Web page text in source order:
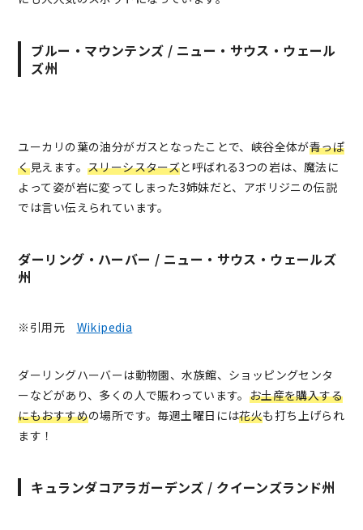
ブルー・マウンテンズ / ニュー・サウス・ウェール
ズ州
ユーカリの葉の油分がガスとなったことで、峡谷全体が青っぽ
く見えます。 スリーシスターズと呼ばれる3つの岩は、魔法に
よって姿が岩に変ってしまった3姉妹だと、アボリジニの伝説
では言い伝えられています。
ダーリング・ハーバー / ニュー・サウス・ウェールズ
州
※引用元 Wikipedia
ダーリングハーバーは動物園、水族館、ショッピングセンタ
ーなどがあり、多くの人で賑わっています。 お土産を購入する
にもおすすめの場所です。毎週土曜日には花火も打ち上げられ
ます！
キュランダコアラガーデンズ / クイーンズランド州